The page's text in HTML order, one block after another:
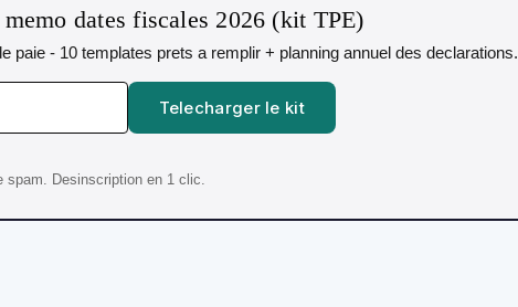
dates fiscales 2026 (kit TPE)
paie - 10 templates prets a remplir + planning annuel des declarations.
Telecharger le kit
spam. Desinscription en 1 clic.